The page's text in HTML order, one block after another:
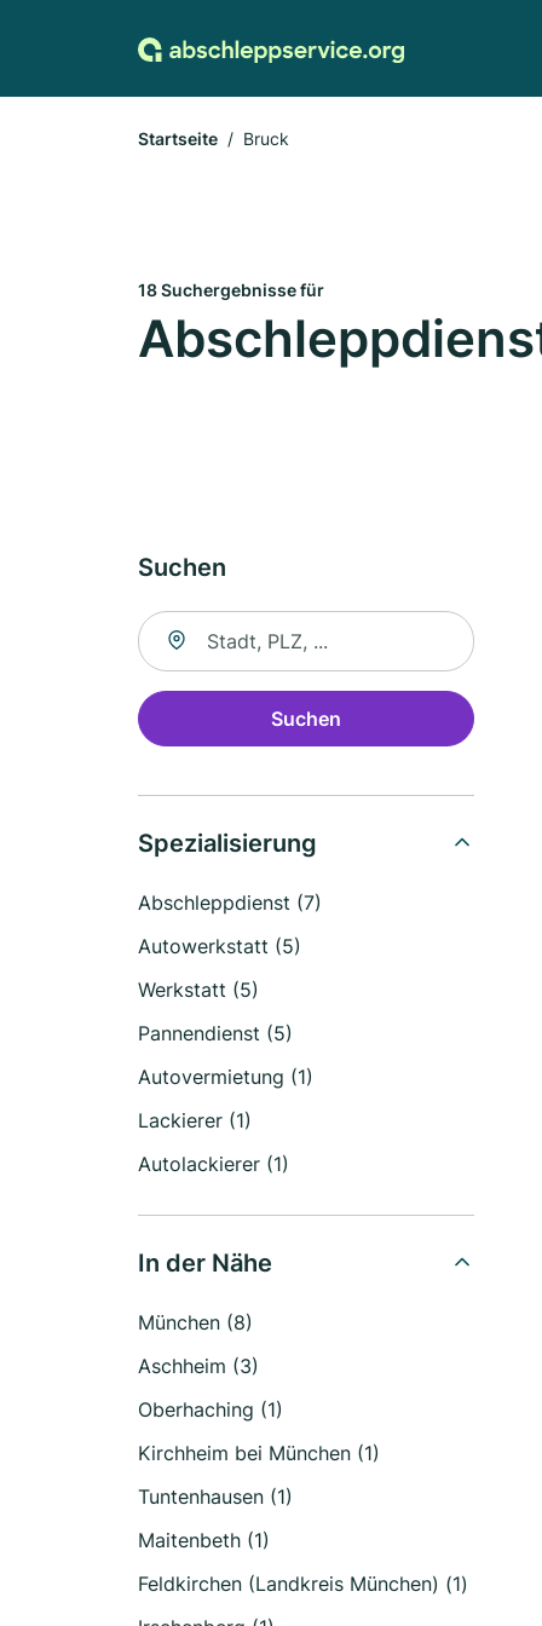
Startseite Bruck
18 Suchergebnisse für
Suchen
Suche nach Ort
Suchen
Spezialisierung
Abschleppdienst (7)
Autowerkstatt (5)
Werkstatt (5)
Pannendienst (5)
Autovermietung (1)
Lackierer (1)
Autolackierer (1)
In der Nähe
München (8)
Aschheim (3)
Oberhaching (1)
Kirchheim bei München (1)
Tuntenhausen (1)
Maitenbeth (1)
Feldkirchen (Landkreis München) (1)